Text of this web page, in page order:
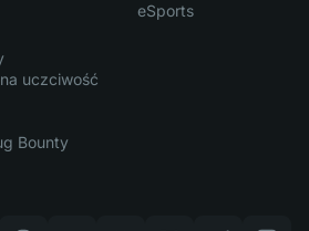
eSports
uczciwość
Bounty